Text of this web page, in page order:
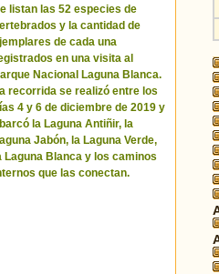
listan las 52 especies de
y la cantidad de
de cada una
en una visita al
Nacional Laguna Blanca.
recorrida se realizó entre los
4 y 6 de diciembre de 2019 y
la Laguna Antiñir, la
Jabón, la Laguna Verde,
Laguna Blanca y los caminos
que las conectan.